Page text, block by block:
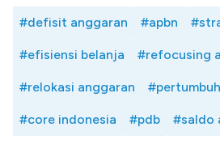
#defisit anggaran #apbn
#efisiensi belanja #refocusing
#relokasi anggaran
#core indonesia #pdb #saldo